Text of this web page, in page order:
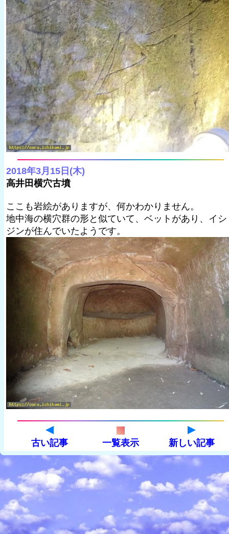
2018年3月15日(木)
高井田横穴古墳
ここも岩絵がありますが、何かわかりません。
地中海の横穴群の形と似ていて、ベットがあり、イシ
ジンが住んでいたようです。
古い記事 一覧表示 新しい記事